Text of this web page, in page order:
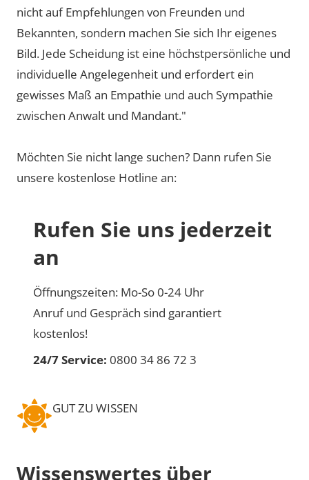
nicht auf Empfehlungen von Freunden und
Bekannten, sondern machen Sie sich Ihr eigenes
Bild. Jede Scheidung ist eine höchstpersönliche und
individuelle Angelegenheit und erfordert ein
gewisses Maß an Empathie und auch Sympathie
zwischen Anwalt und Mandant."
Möchten Sie nicht lange suchen? Dann rufen Sie
unsere kostenlose Hotline an:
Rufen Sie uns jederzeit
an
Öffnungszeiten: Mo-So 0-24 Uhr
Anruf und Gespräch sind garantiert
kostenlos!
24/7 Service: 0800 34 86 72 3
GUT ZU WISSEN
Wissenswertes über